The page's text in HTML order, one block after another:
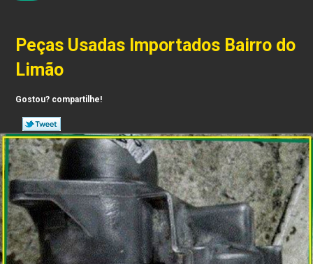
Peças Usadas Importados Bairro do
Limão
Gostou? compartilhe!